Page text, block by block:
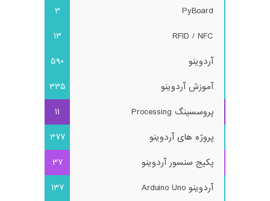
PyBoard
3
RFID / NFC
13
آردوینو
590
آموزش آردوینو
335
پروسسینگ Processing
11
پروژه های آردوینو
377
پکیج سنسور آردوینو
37
آردوینو Arduino Uno
137